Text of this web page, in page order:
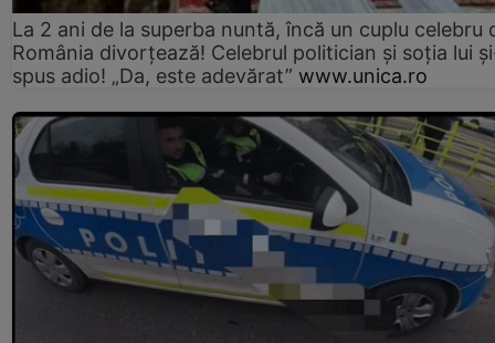
La 2 ani de la superba nuntă, încă un cuplu celebru
România divorțează! Celebrul politician și soția lui
spus adio! „Da, este adevărat” www.unica.ro